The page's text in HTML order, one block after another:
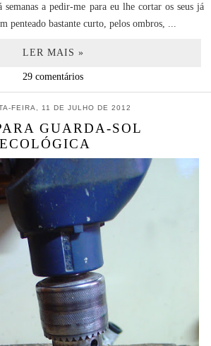
a pedir-me para eu lhe cortar os seus já
penteado bastante curto, pelos ombros, ...
LER MAIS »
29 comentários
FEIRA, 11 DE JULHO DE 2012
GUARDA-SOL
ECOLÓGICA